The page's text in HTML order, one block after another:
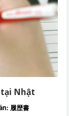
Nhật
履歴書